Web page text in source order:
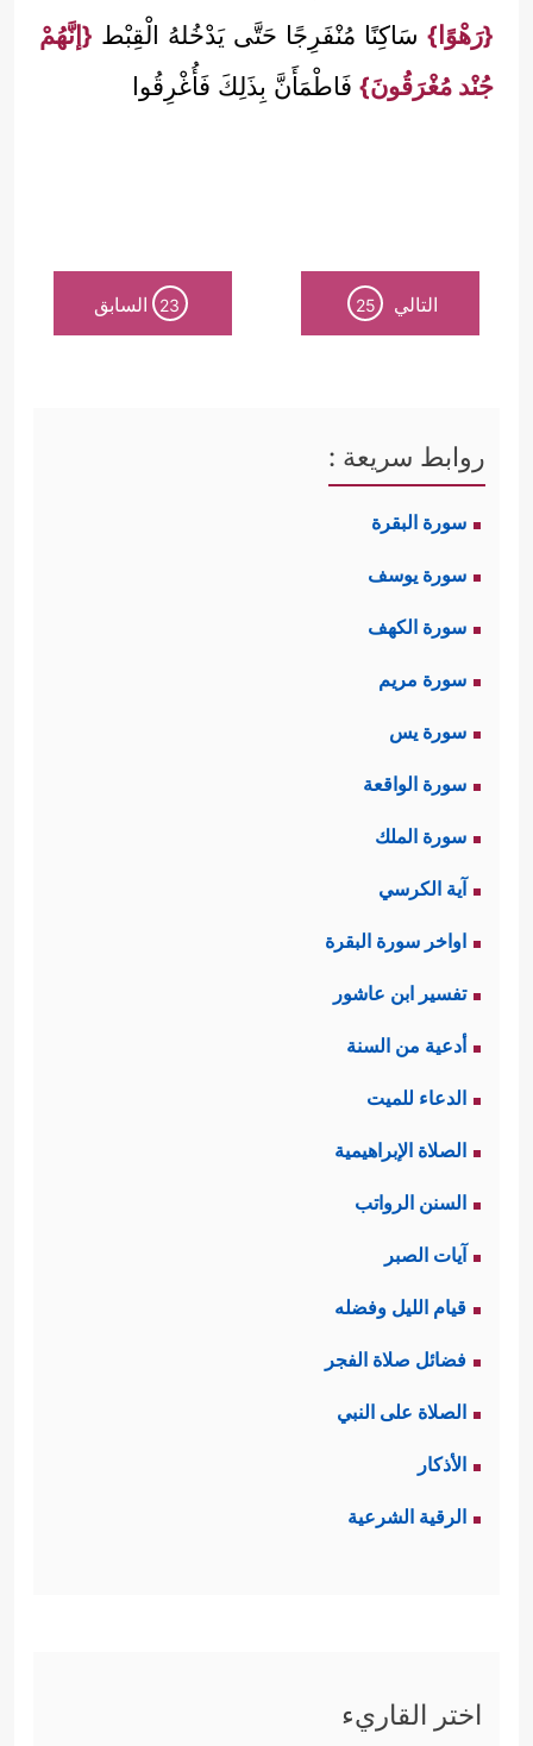
{رَهْوًا} سَاكِنًا مُنْفَرِجًا حَتَّى يَدْخُلهُ الْقِبْط {إنَّهُمْ
جُنْد مُغْرَقُونَ} فَاطْمَأَنَّ بِذَلِكَ فَأُغْرِقُوا
التالي 25
23 السابق
روابط سريعة :
سورة البقرة
سورة يوسف
سورة الكهف
سورة مريم
سورة يس
سورة الواقعة
سورة الملك
آية الكرسي
اواخر سورة البقرة
تفسير ابن عاشور
أدعية من السنة
الدعاء للميت
الصلاة الإبراهيمية
السنن الرواتب
آيات الصبر
قيام الليل وفضله
فضائل صلاة الفجر
الصلاة على النبي
الأذكار
الرقية الشرعية
اختر القاريء